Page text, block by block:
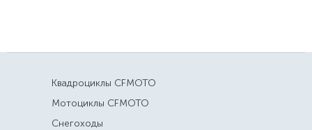
Квадроциклы CFMOTO
Мотоциклы CFMOTO
Снегоходы